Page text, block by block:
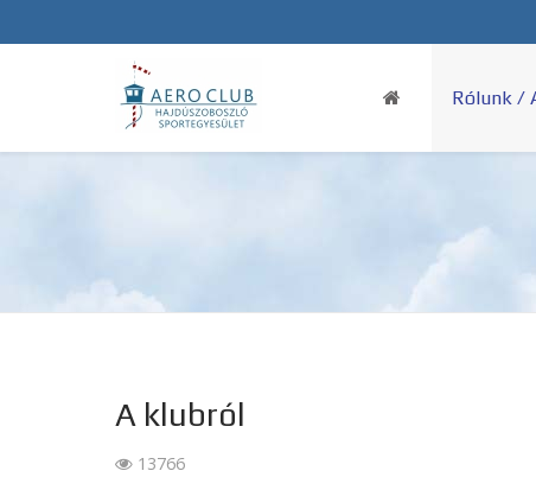
Rólunk /
A klubról
13766